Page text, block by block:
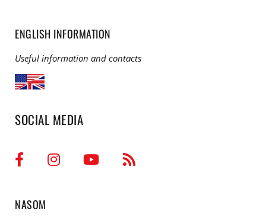
ENGLISH INFORMATION
Useful information and contacts
SOCIAL MEDIA
NASOM